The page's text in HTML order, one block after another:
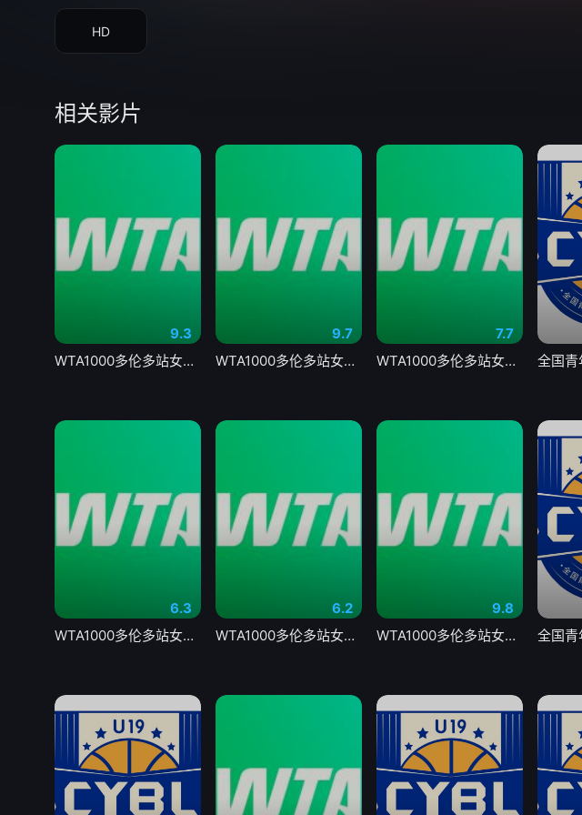
HD
相关影片
9.3
WTA1000多伦多站女单第二轮 贝莱克0-2斯瓦泰克20260805
9.7
WTA1000多伦多站女单第二轮 戴伊0-2高芙20260806
7.7
WTA1000多伦多站女单第二轮 帕克斯1-2伊埃拉20260806
6.3
WTA1000多伦多站女单第一轮 马里诺0-2森梅兹20260804
6.2
WTA1000多伦多站女单第二轮 卡萨金娜1-2莱巴金娜20260806
9.8
WTA1000多伦多站女单第二轮 扎拉祖阿0-2费尔南德斯20260806